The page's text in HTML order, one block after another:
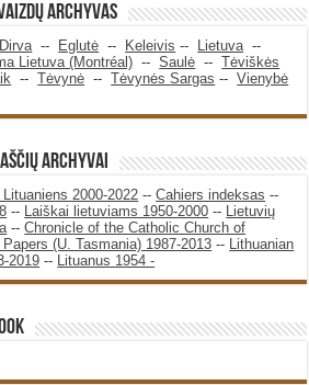
archyvas
Dirva -- Eglutė -- Keleivis -- Lietuva --
Lietuva (Montréal) --Saulė --Tėviškės
--Tėvynė --Tėvynės Sargas --Vienybė
ARCHYVAI
2000-2022 --Cahiers indeksas --
-- Laiškai lietuviams 1950-2000 -- Lietuvių
--Chronicle of the Catholic Church of
(U. Tasmania) 1987-2013 -- Lithuanian
2019 -- Lituanus 1954 -